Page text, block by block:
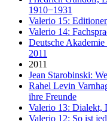
1910−1931
Valerio 15:
Valerio 14:
Deutsche
2011
2011
Jean Starobinski:
Rahel Levin
ihre Freunde
Valerio 13: Dialekt,
Valerio 12: So ist